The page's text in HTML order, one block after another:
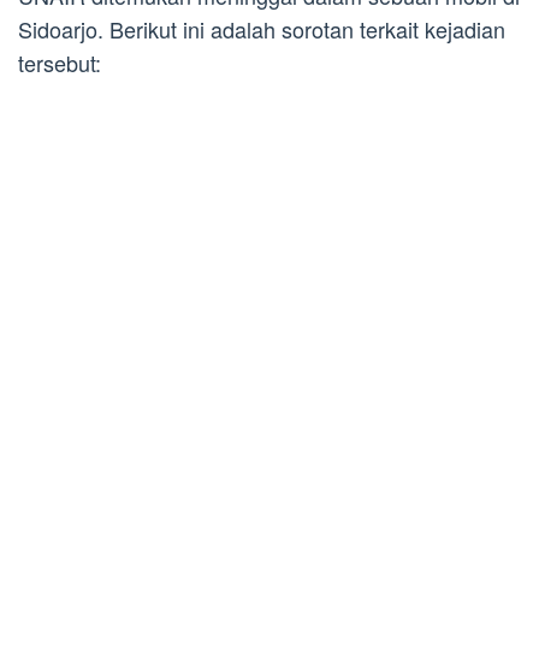
Sidoarjo. Berikut ini adalah sorotan terkait kejadian
tersebut: